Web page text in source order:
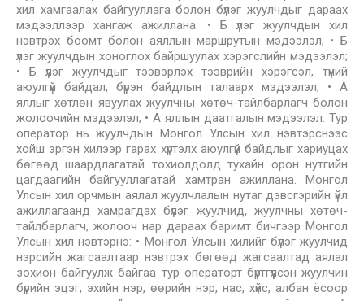
хил хамгаалах байгууллага болон бүлэг жуулчдыг дараах
мэдээллээр хангаж ажиллана: • Б үлэг жуулчдын хил
нэвтрэх боомт болон аяллын маршрутын мэдээлэл; • Б
үлэг жуулчдын хоноглох байршуулах хэрэгслийн мэдээлэл;
• Б үлэг жуулчдыг тээвэрлэх тээврийн хэрэгсэл, түүний
аюулгүй байдал, бүрэн байдлын талаарх мэдээлэл; • А
яллыг хөтлөн явуулах жуулчны хөтөч-тайлбарлагч болон
жолоочийн мэдээлэл; • А яллын даатгалын мэдээлэл. Тур
оператор нь жуулчдын Монгол Улсын хил нэвтэрснээс
хойш эргэн хилээр гарах хүртэлх аюулгүй байдлыг хариуцах
бөгөөд шаардлагатай тохиолдолд тухайн орон нутгийн
цагдаагийн байгууллагатай хамтран ажиллана. Монгол
Улсын хил орчмын аялал жуулчлалын нутаг дэвсгэрийн үйл
ажиллагаанд хамрагдах бүлэг жуулчид, жуулчны хөтөч-
тайлбарлагч, жолооч нар дараах баримт бичгээр Монгол
Улсын хил нэвтэрнэ: • Монгол Улсын хилийг бүлэг жуулчид
нэрсийн жагсаалтаар нэвтрэх бөгөөд жагсаалтад аялал
зохион байгуулж байгаа тур операторт бүртгүүлсэн жуулчин
бүрийн эцэг, эхийн нэр, өөрийн нэр, нас, хүйс, албан ёсоор